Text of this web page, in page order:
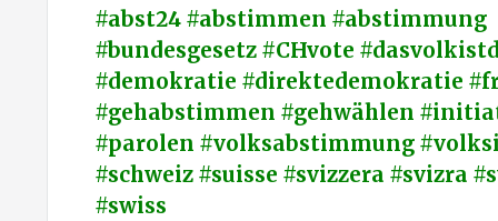
#abst24 #abstimmen #abstimmung
#bundesgesetz #CHvote
#demokratie #direktedemokratie
#gehabstimmen #gehwählen
#parolen #volksabstimmung
#schweiz #suisse #svizzera #svizra
#swiss